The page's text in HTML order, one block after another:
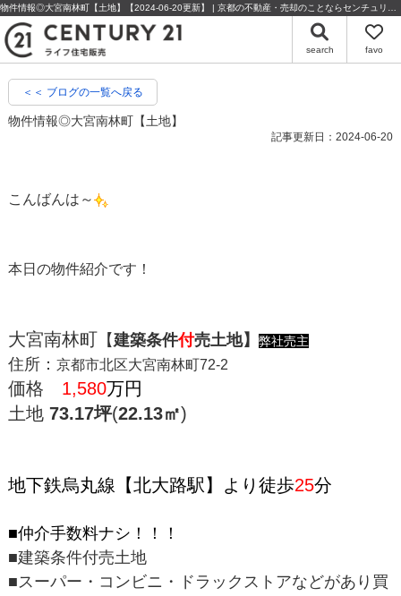
search favo
＜＜ ブログの一覧へ戻る
物件情報◎大宮南林町【土地】
記事更新日：2024-06-20
こんばんは～
本日の物件紹介です！
大宮南林町 【建築条件付売土地】 弊社売主
住所： 京都市北区大宮南林町72-2
価格 1,580万円
土地73.17坪(22.13㎡)
地下鉄烏丸線【北大路駅】より徒歩25分
■仲介手数料ナシ！！！
■建築条件付売土地
■スーパー・コンビニ・ドラックストアなどがあり買